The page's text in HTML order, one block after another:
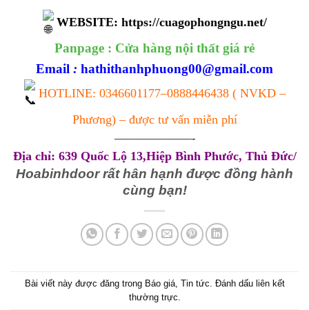
WEBSITE: https://cuagophongngu.net/
Panpage : Cửa hàng nội thất giá rẻ
Email : hathithanhphuong00@gmail.com
HOTLINE: 0346601177–0888446438( NVKD –
Phương) – được tư vấn miễn phí
———————-
Địa chỉ: 639 Quốc Lộ 13,Hiệp Bình Phước, Thủ Đức/
Hoabinhdoor rất hân hạnh được đồng hành
cùng bạn!
Bài viết này được đăng trong Báo giá, Tin tức . Đánh dấu liên kết
thường trực